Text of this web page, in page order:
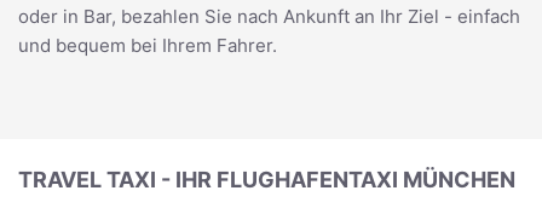
oder in Bar, bezahlen Sie nach Ankunft an Ihr Ziel - einfach
und bequem bei Ihrem Fahrer.
TRAVEL TAXI - IHR FLUGHAFENTAXI MÜNCHEN